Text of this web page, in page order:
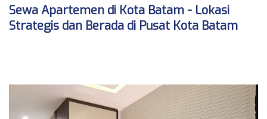
Sewa Apartemen di Kota Batam - Lokasi
Strategis dan Berada di Pusat Kota Batam